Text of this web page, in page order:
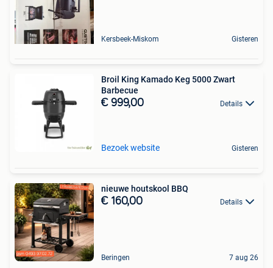
Kersbeek-Miskom Gisteren
Broil King Kamado Keg 5000 Zwart
Barbecue
€ 999,00 Details
Bezoek website Gisteren
nieuwe houtskool BBQ
€ 160,00 Details
Beringen 7 aug 26